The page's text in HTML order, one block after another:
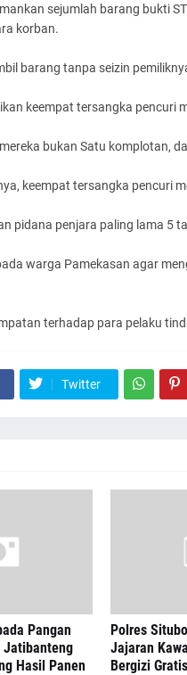
sejumlah barang bukti
korban.
barang tanpa seizin
keempat tersangka pencuri
bukan Satu komplotan,
keempat tersangka pencuri
pidana penjara paling lama 5
warga Pamekasan agar
terhadap para pelaku
Twitter
Pangan
Jatibanteng
Hasil Panen
Polres
Jajaran
Bergizi